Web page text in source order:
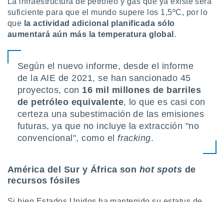
suficiente para que el mundo supere los 1,5ºC, por lo
que la actividad adicional planificada sólo
aumentará aún más la temperatura global .
Según el nuevo informe, desde el informe
de la AIE de 2021, se han sancionado 45
proyectos, con 16 mil millones de barriles
de petróleo equivalente, lo que es casi con
certeza una subestimación de las emisiones
futuras, ya que no incluye la extracción "no
convencional", como elfracking.
América del Sur y África son hot spots de
recursos fósiles